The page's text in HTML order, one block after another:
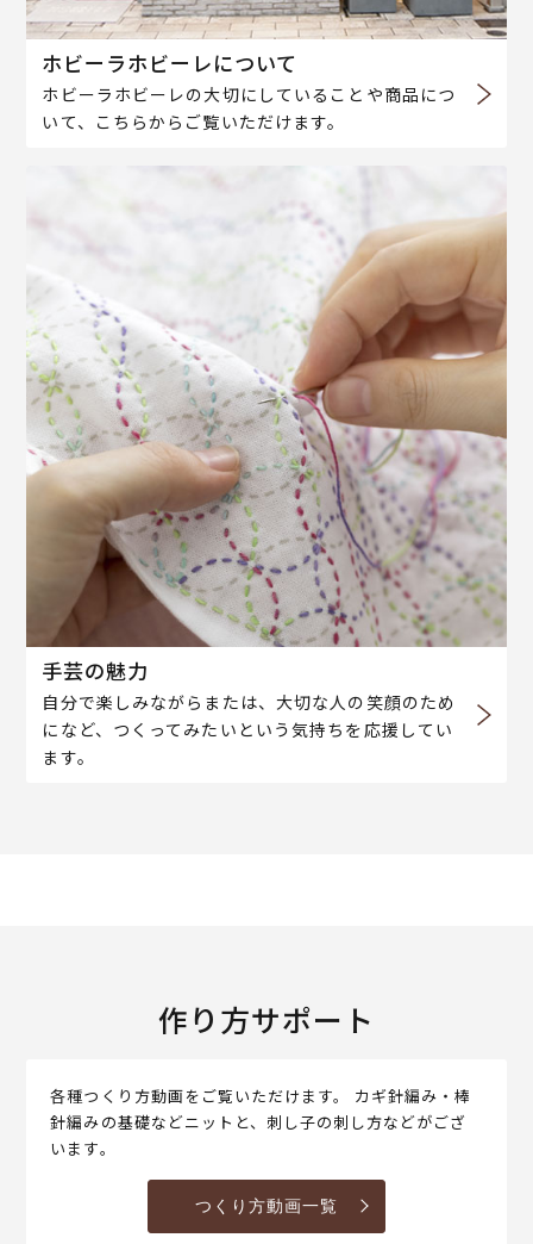
ホビーラホビーレについて
ホビーラホビーレの大切にしていることや商品につ
いて、こちらからご覧いただけます。
手芸の魅力
自分で楽しみながらまたは、大切な人の笑顔のため
になど、つくってみたいという気持ちを応援してい
ます。
作り方サポート
各種つくり方動画をご覧いただけます。 カギ針編み・棒
針編みの基礎などニットと、刺し子の刺し方などがござ
います。
つくり方動画一覧